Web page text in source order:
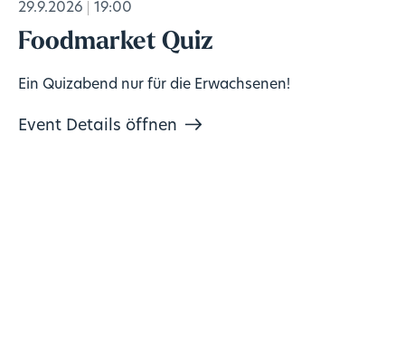
29.9.2026 19:00
Foodmarket Quiz
Ein Quizabend nur für die Erwachsenen!
Event Details öffnen